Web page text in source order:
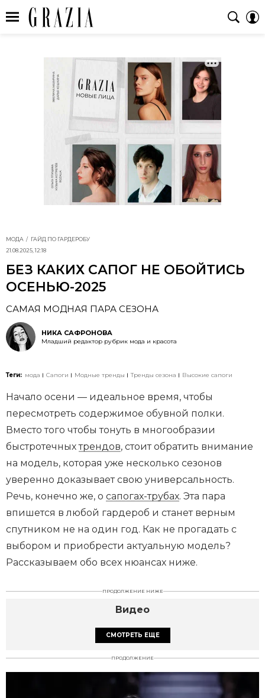
МОДА
ГАЙД ПО ГАРДЕРОБУ
21.08.2025, 12:18
БЕЗ КАКИХ САПОГ НЕ ОБОЙТИСЬ
ОСЕНЬЮ-2025
САМАЯ МОДНАЯ ПАРА СЕЗОНА
НИКА САФРОНОВА
Младший редактор рубрик мода и красота
Теги: мода Сапоги Модные тренды Тренды сезона Высокие сапоги
Начало осени — идеальное время, чтобы
пересмотреть содержимое обувной полки.
Вместо того чтобы тонуть в многообразии
быстротечныхтрендов, стоит обратить внимание
на модель, которая уже несколько сезонов
уверенно доказывает свою универсальность.
Речь, конечно же, о сапогах-трубах. Эта пара
впишется в любой гардероб и станет верным
спутником не на один год. Как не прогадать с
выбором и приобрести актуальную модель?
Рассказываем обо всех нюансах ниже.
ПРОДОЛЖЕНИЕ НИЖЕ
Видео
СМОТРЕТЬ ЕЩЕ
ПРОДОЛЖЕНИЕ